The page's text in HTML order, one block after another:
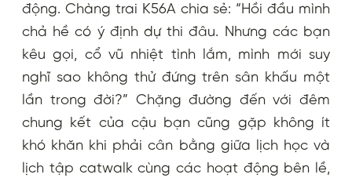
động. Chàng trai K56A chia sẻ: “Hồi đầu mình
chả hề có ý định dự thi đâu. Nhưng các bạn
kêu gọi, cổ vũ nhiệt tình lắm, mình mới suy
nghĩ sao không thử đứng trên sân khấu một
lần trong đời?” Chặng đường đến với đêm
chung kết của cậu bạn cũng gặp không ít
khó khăn khi phải cân bằng giữa lịch học và
lịch tập catwalk cùng các hoạt động bên lề,